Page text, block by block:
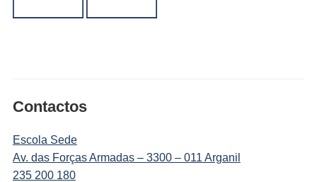
Contactos
Escola Sede
Av. das Forças Armadas – 3300 – 011 Arganil
235 200 180